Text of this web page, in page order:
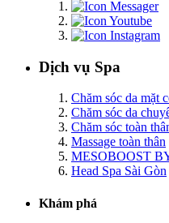
Dịch vụ Spa
Chăm sóc da mặt
Chăm sóc da
Chăm sóc toàn
Massage toàn thân
MESOBOOST
Head Spa Sài Gòn
Khám phá